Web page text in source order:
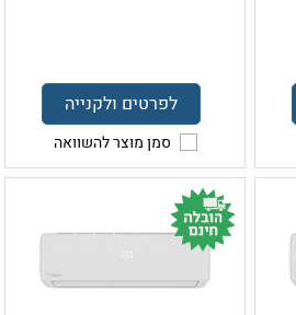
לפרטים ולקנייה
סמן מוצר להשוואה